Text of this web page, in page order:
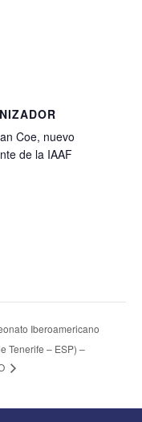
Coe, nuevo
de la IAAF
Iberoamericano
Tenerife – ESP) –